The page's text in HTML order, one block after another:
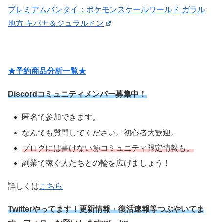
プレミアムバンダイ：ポケモンスケールワールド ガラル
地方 キバナ＆ジュラルドン
★予約商品分析一覧★
Discordコミュニティメンバー募集中！
匿名で参加できます。
なんでも質問してください。初心者大歓迎。
ブログには書けない㊙コミュニティ限定情報も。
副業で稼ぐ人たちとの輪を広げましょう！
詳しくはこちら
Twitterやってます！更新情報・復活速報等つぶやいてま